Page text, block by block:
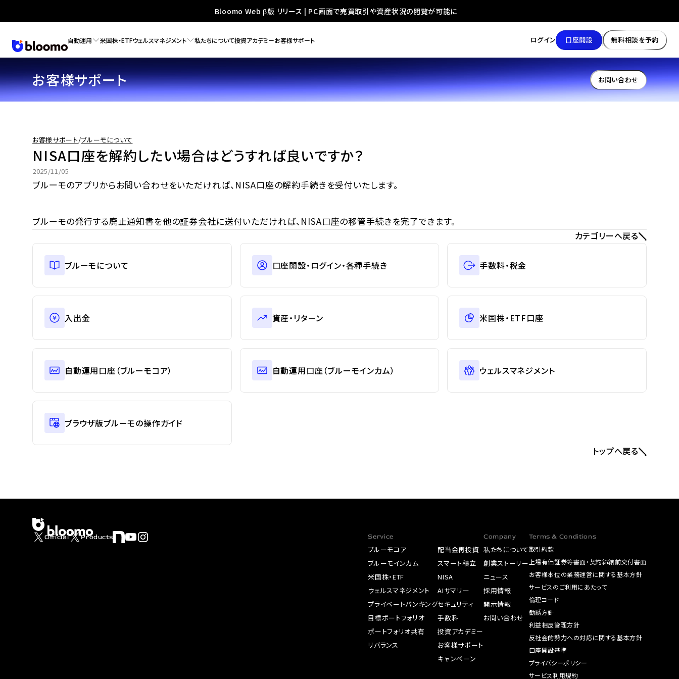
お客様サポート お問い合わせ
お客様サポート/ブルーモについて
NISA口座を解約したい場合はどうすれば良いですか？
2025/11/05
ブルーモのアプリからお問い合わせをいただければ、NISA口座の解約手続きを受付いたします。
ブルーモの発行する廃止通知書を他の証券会社に送付いただければ、NISA口座の移管手続きを完了できます。
カテゴリーへ戻る
ブルーモについて 口座開設・ログイン・各種手続き 手数料・税金
入出金 資産・リターン 米国株・ETF口座
自動運用口座（ブルーモコア） 自動運用口座（ブルーモインカム） ウェルスマネジメント
ブラウザ版ブルーモの操作ガイド
トップへ戻る
Bloomo Web β版 リリース | PC画面で売買取引や資産状況の閲覧が可能に
自動運用 米国株・ETFウェルスマネジメント 私たちについて投資アカデミーお客様サポート ログイン 口座開設 無料相談を予約
Official Products Service
ブルーモコア
ブルーモインカム
米国株・ETF
ウェルスマネジメント
プライベートバンキング
目標ポートフォリオ
ポートフォリオ共有
リバランス
配当金再投資
スマート積立
NISA
AIサマリー
セキュリティ
手数料
投資アカデミー
お客様サポート
キャンペーン
Company
私たちについて
創業ストーリー
ニュース
採用情報
開示情報
お問い合わせ
Terms & Conditions
取引約款
上場有価証券等書面・契約締結前交付書面
お客様本位の業務運営に関する基本方針
サービスのご利用にあたって
倫理コード
勧誘方針
利益相反管理方針
反社会的勢力への対応に関する基本方針
口座開設基準
プライバシーポリシー
サービス利用規約